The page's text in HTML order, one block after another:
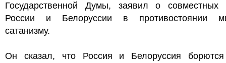
Государственной Думы, заявил о совместных
России и Белоруссии в противостоянии
сатанизму.
Он сказал, что Россия и Белоруссия борются